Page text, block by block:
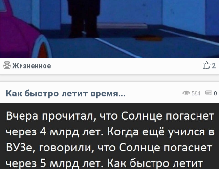
2
Жизненное
594 0
Как быстро летит время...